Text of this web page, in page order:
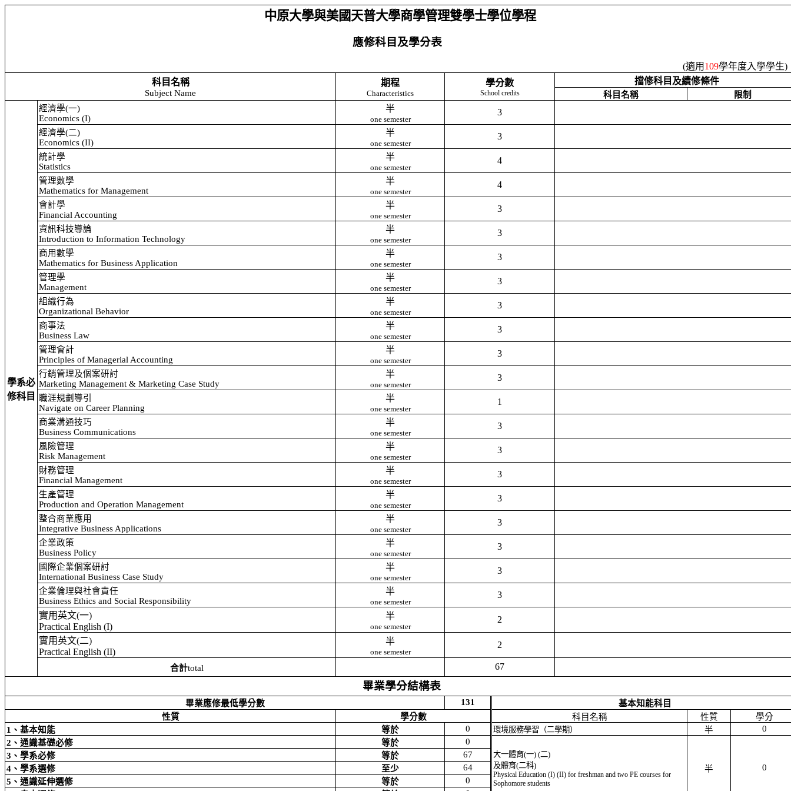
中原大學與美國天普大學商學管理雙學士學位學程
應修科目及學分表
(適用 109學年度入學學生)
科目名稱
Subject Name
期程
Characteristics
學分數
School credits
擋修科目及續修條件
科目名稱 限制
學系必
修科目
經濟學(一)
Economics (I)
半
one semester
3
經濟學(二)
Economics (II)
半
one semester
3
統計學
Statistics
半
one semester
4
管理數學
Mathematics for Management
半
one semester
4
會計學
Financial Accounting
半
one semester
3
資訊科技導論
Introduction to Information Technology
半
one semester
3
商用數學
Mathematics for Business Application
半
one semester
3
管理學
Management
半
one semester
3
組織行為
Organizational Behavior
半
one semester
3
商事法
Business Law
半
one semester
3
管理會計
Principles of Managerial Accounting
半
one semester
3
行銷管理及個案研討
Marketing Management & Marketing Case Study
半
one semester
3
職涯規劃導引
Navigate on Career Planning
半
one semester
1
商業溝通技巧
Business Communications
半
one semester
3
風險管理
Risk Management
半
one semester
3
財務管理
Financial Management
半
one semester
3
生產管理
Production and Operation Management
半
one semester
3
整合商業應用
Integrative Business Applications
半
one semester
3
企業政策
Business Policy
半
one semester
3
國際企業個案研討
International Business Case Study
半
one semester
3
企業倫理與社會責任
Business Ethics and Social Responsibility
半
one semester
3
實用英文(一)
Practical English (I)
半
one semester
2
實用英文(二)
Practical English (II)
半
one semester
2
合計total 67
畢業學分結構表
畢業應修最低學分數 131
基本知能科目
性質
學分數 科目名稱 性質
學分
1 、基本知能 等於 0 環境服務學習（二學期） 半
0
2 、通識基礎必修 等於 0
大一體育(一) (二)
及體育(二科)
Physical Education (I) (II) for freshman and two PE courses for
Sophomore students
半 0
3 、學系必修 等於
67
4、學系選修 至少
64
5 、通識延伸選修 等於
0